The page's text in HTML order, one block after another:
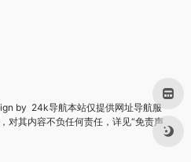
by 24k导航本站仅提供网址导航服
对其内容不负任何责任，详见“免责声